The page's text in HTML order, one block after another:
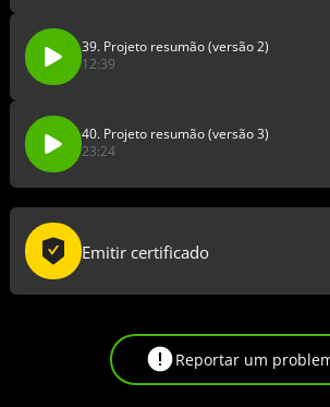
39. Projeto resumão (versão 2)
12:39
40. Projeto resumão (versão 3)
23:24
Emitir certificado
Reportar um